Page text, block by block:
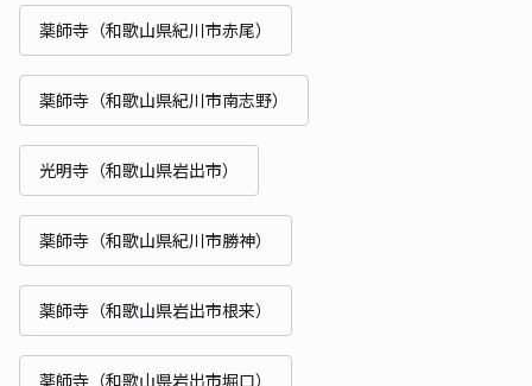
薬師寺（和歌山県紀川市赤尾）
薬師寺（和歌山県紀川市南志野）
光明寺（和歌山県岩出市）
薬師寺（和歌山県紀川市勝神）
薬師寺（和歌山県岩出市根来）
薬師寺（和歌山県岩出市堀口）